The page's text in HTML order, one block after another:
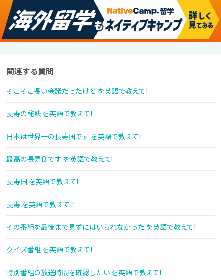
関連する質問
そこそこ長い会議だったけど を英語で教えて!
長寿の秘訣 を英語で教えて!
日本は世界一の長寿国です を英語で教えて!
最高の長寿食です を英語で教えて!
長寿国 を英語で教えて!
長寿 を英語で教えて！
その番組を最後まで見ずにはいられなかった を英語で教えて!
クイズ番組 を英語で教えて!
特別番組の放送時間を確認したい を英語で教えて!